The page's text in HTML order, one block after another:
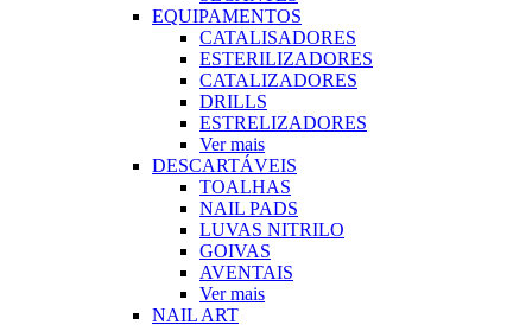
EQUIPAMENTOS
CATALISADORES
ESTERILIZADORES
CATALIZADORES
DRILLS
ESTRELIZADORES
Ver mais
DESCARTÁVEIS
TOALHAS
NAIL PADS
LUVAS NITRILO
GOIVAS
AVENTAIS
Ver mais
NAIL ART